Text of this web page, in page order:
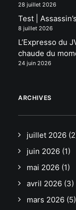
28 juillet 2026
Test |
8 juillet 2026
L’Expresso du
chaude du
24 juin 2026
ARCHIVES
juillet 2026
juin 2026 (1)
mai 2026 (1)
avril 2026 (3)
mars 2026 (5)